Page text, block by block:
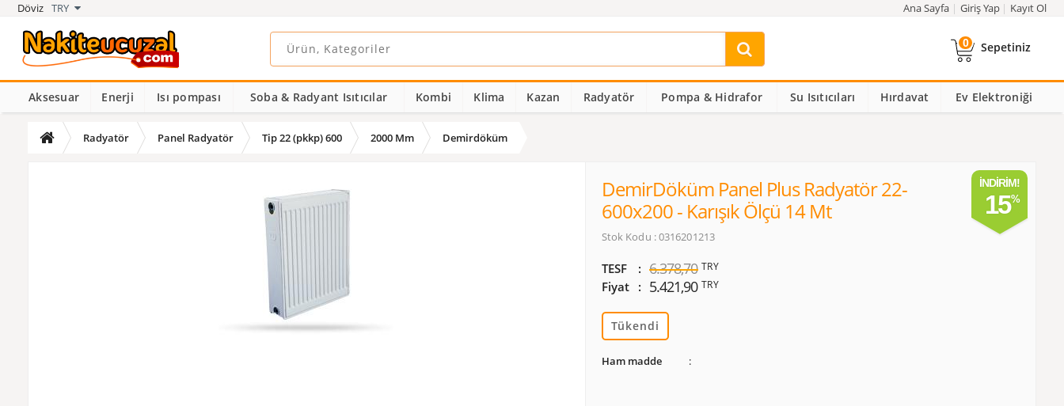
Döviz TRY Ana Sayfa Giriş Yap Kayıt Ol
0 Sepetiniz
Aksesuar Enerji Isı pompası Soba & Radyant Isıtıcılar Kombi Klima Kazan Radyatör Pompa & Hidrafor Su Isıtıcıları Hırdavat Ev Elektroniği
Radyatör Panel Radyatör Tip 22 (pkkp) 600 2000 Mm Demirdöküm
DemirDöküm Panel Plus Radyatör 22-
600x200 - Karışık Ölçü 14 Mt
Stok Kodu : 0316201213
TESF 6.378,70 TRY
Fiyat 5.421,90 TRY
Tükendi
Ham madde
İNDIRIM!
15